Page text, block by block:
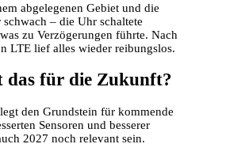
abgelegenen Gebiet und die
– die Uhr schaltete
zu Verzögerungen führte. Nach
LTE lief alles wieder reibungslos.
das für die Zukunft?
den Grundstein für kommende
Sensoren und besserer
2027 noch relevant sein.